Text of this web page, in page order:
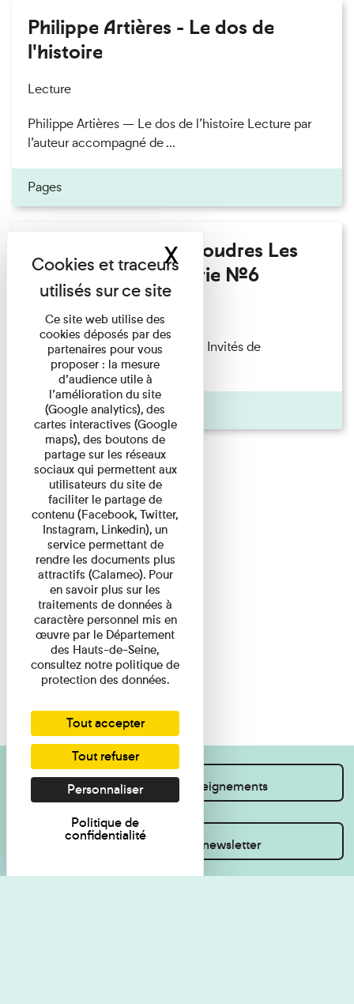
Philippe Artières - Le dos de
l'histoire
Lecture
Philippe Artières — Le dos de l’histoire Lecture par
l’auteur accompagné de ...
Pages
Fanny Taillandier - Foudres Les
Invités de l’Imprimerie n°6
Lecture
Fanny Taillandier – Foudres Les Invités de
l’Imprimerie n°6 Lecture ...
Pages
Je souhaite des renseignements
Inscrivez-vous à la newsletter
Ce site web utilise des
cookies déposés par des
partenaires pour vous
proposer : la mesure
d’audience utile à
l’amélioration du site
(Google analytics), des
cartes interactives (Google
maps), des boutons de
partage sur les réseaux
sociaux qui permettent aux
utilisateurs du site de
faciliter le partage de
contenu (Facebook, Twitter,
Instagram, Linkedin), un
service permettant de
rendre les documents plus
attractifs (Calameo). Pour
en savoir plus sur les
traitements de données à
caractère personnel mis en
œuvre par le Département
des Hauts-de-Seine,
consultez notre politique de
protection des données.
Tout accepter
Tout refuser
Personnaliser
Politique de
confidentialité
XMasquer le